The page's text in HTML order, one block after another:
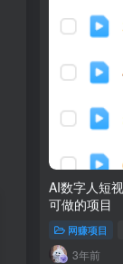
AI数字人短
可做的项目
网赚项目
3年前